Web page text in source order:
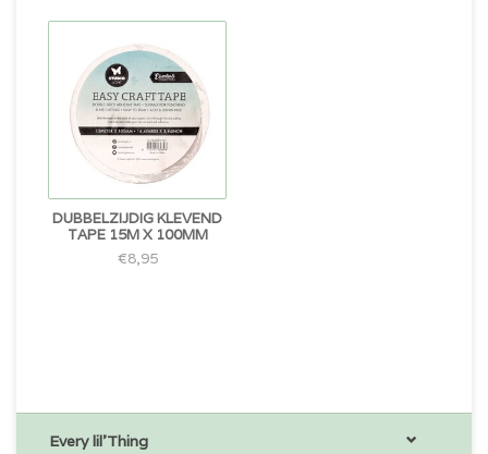
DUBBELZIJDIG KLEVEND
TAPE 15M X 100MM
€8,95
Every lil'Thing